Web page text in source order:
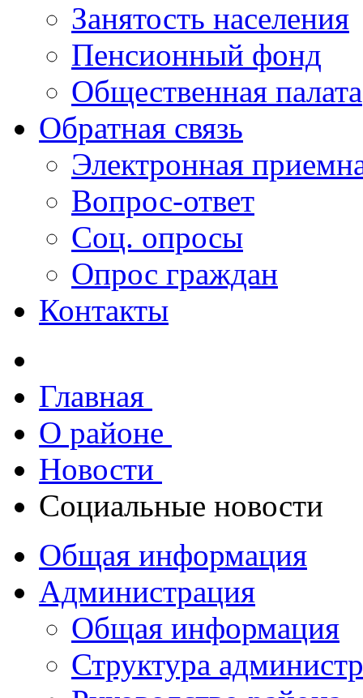
Занятость населения
Пенсионный фонд
Общественная палата
Обратная связь
Электронная
Вопрос-ответ
Соц. опросы
Опрос граждан
Контакты
Главная
О районе
Новости
Социальные новости
Общая информация
Администрация
Общая информация
Структура